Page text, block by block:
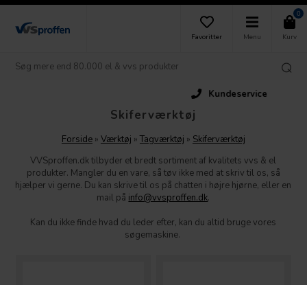
Favoritter Menu
0
Kurv
Kundeservice
Skiferværktøj
Forside» Værktøj »Tagværktøj » Skiferværktøj
VVSproffen.dk tilbyder et bredt sortiment af kvalitets vvs & el
produkter. Mangler du en vare, så tøv ikke med at skriv til os, så
hjælper vi gerne. Du kan skrive til os på chatten i højre hjørne, eller en
mail på info@vvsproffen.dk.
Kan du ikke finde hvad du leder efter, kan du altid bruge vores
søgemaskine.